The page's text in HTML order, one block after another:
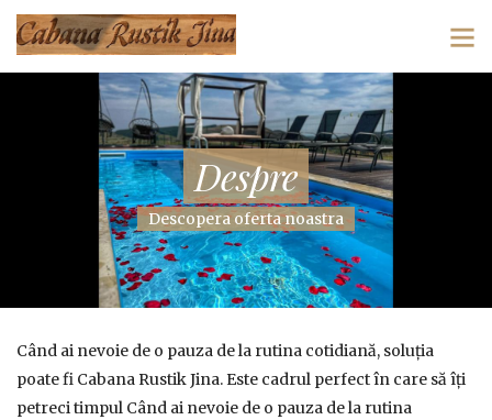
Despre
Descopera oferta noastra
Când ai nevoie de o pauza de la rutina cotidiană, soluția
poate fi Cabana Rustik Jina. Este cadrul perfect în care să îți
petreci timpul Când ai nevoie de o pauza de la rutina